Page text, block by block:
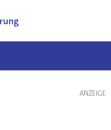
ANZEIGE